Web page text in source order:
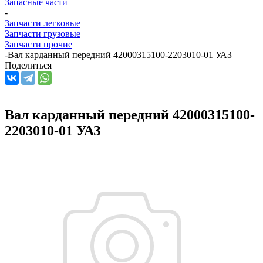
-
Запчасти легковые
Запчасти грузовые
Запчасти прочие
-Вал карданный передний 42000315100-2203010-01 УАЗ
Поделиться
Вал карданный передний 42000315100-
2203010-01 УАЗ